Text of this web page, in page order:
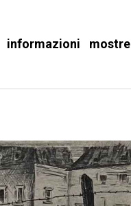
informazioni mostre